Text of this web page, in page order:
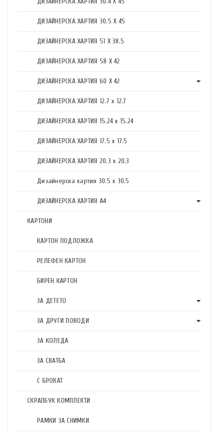
ДИЗАЙНЕРСКА ХАРТИЯ 30.5 X 45
ДИЗАЙНЕРСКА ХАРТИЯ 51 X 38.5
ДИЗАЙНЕРСКА ХАРТИЯ 58 X 42
ДИЗАЙНЕРСКА ХАРТИЯ 60 X 42
ДИЗАЙНЕРСКА ХАРТИЯ 12.7 x 12.7
ДИЗАЙНЕРСКА ХАРТИЯ 15.24 x 15.24
ДИЗАЙНЕРСКА ХАРТИЯ 17.5 х 17.5
ДИЗАЙНЕРСКА ХАРТИЯ 20.3 х 20.3
Дизайнерска хартия 30.5 х 30.5
ДИЗАЙНЕРСКА ХАРТИЯ А4
КАРТОНИ
КАРТОН ПОДЛОЖКА
РЕЛЕФЕН КАРТОН
БИРЕН КАРТОН
ЗА ДЕТЕТО
ЗА ДРУГИ ПОВОДИ
ЗА КОЛЕДА
ЗА СВАТБА
С БРОКАТ
СКРАПБУК КОМПЛЕКТИ
РАМКИ ЗА СНИМКИ